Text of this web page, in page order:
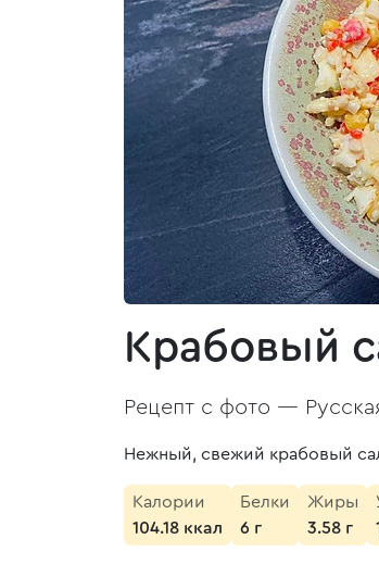
Крабовый
Рецепт с фото —
Нежный, свежий крабовый
Калории
104.18 ккал
Белки
6 г
Жиры
3.58 г